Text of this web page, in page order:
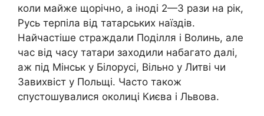
коли майже щорічно, а іноді 2—3 рази на рік,
Русь терпіла від татарських наїздів.
Найчастіше страждали Поділля і Волинь, але
час від часу татари заходили набагато далі,
аж під Мінськ у Білорусі, Вільно у Литві чи
Завихвіст у Польщі. Часто також
спустошувалися околиці Києва і Львова.